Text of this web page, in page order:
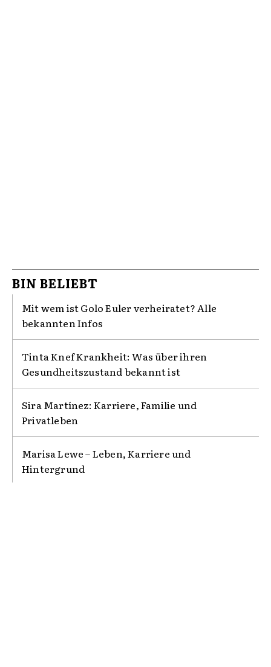
BIN BELIEBT
Mit wem ist Golo Euler verheiratet? Alle
bekannten Infos
Tinta Knef Krankheit: Was über ihren
Gesundheitszustand bekannt ist
Sira Martínez: Karriere, Familie und
Privatleben
Marisa Lewe – Leben, Karriere und
Hintergrund